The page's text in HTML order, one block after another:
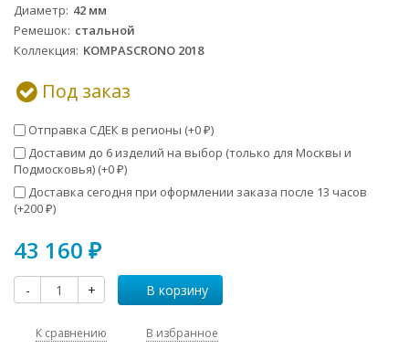
Диаметр 42 мм
Ремешок стальной
Коллекция KOMPASCRONO 2018
Под заказ
Отправка СДЕК в регионы (+0 ₽)
Доставим до 6 изделий на выбор (только для Москвы и
Подмосковья) (+0 ₽)
Доставка сегодня при оформлении заказа после 13 часов
(+200 ₽)
43 160 ₽
- + В корзину
К сравнению В избранное